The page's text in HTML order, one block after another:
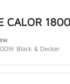
CALOR
Black & Decker